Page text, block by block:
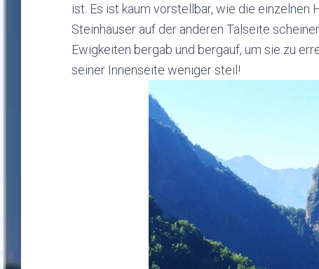
ist. Es ist kaum vorstellbar, wie die einzelnen
Steinhäuser auf der anderen Talseite
Ewigkeiten bergab und bergauf, um sie zu
seiner Innenseite weniger steil!